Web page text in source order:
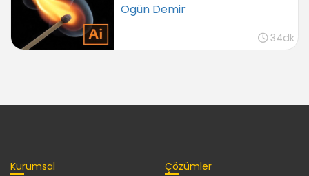
Ogün Demir
34dk
Kurumsal Çözümler